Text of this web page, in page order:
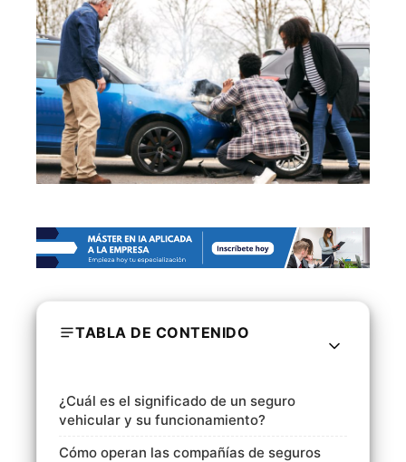
TABLA DE CONTENIDO
¿Cuál es el significado de un seguro
vehicular y su funcionamiento?
Cómo operan las compañías de seguros